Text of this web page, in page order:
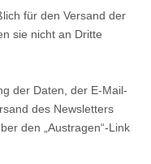
für den Versand der
sie nicht an Dritte
der Daten, der E-Mail-
des Newsletters
den „Austragen“-Link